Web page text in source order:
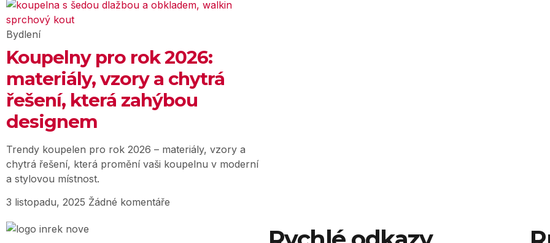
Bydlení
Koupelny pro rok 2026:
materiály, vzory a chytrá
řešení, která zahýbou
designem
Trendy koupelen pro rok 2026 – materiály, vzory a
chytrá řešení, která promění vaši koupelnu v moderní
a stylovou místnost.
3 listopadu, 2025 Žádné komentáře